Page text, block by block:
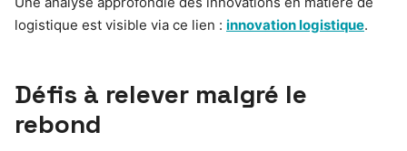
logistique est visible via ce lien : innovation logistique.
Défis à relever malgré le
rebond